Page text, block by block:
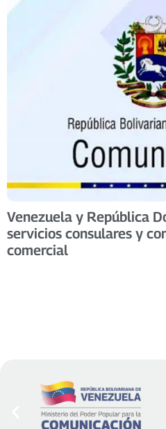
Venezuela y República
servicios consulares y
comercial